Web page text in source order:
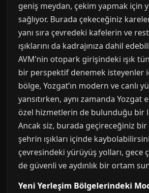
geniş meydan, çekim yapmak için
sağlıyor. Burada çekeceğiniz
yanı sıra çevredeki kafelerin ve
ışıklarını da kadrajınıza dahil
AVM’nin otopark girişindeki ışık
bir perspektif denemek isteyenler
bölge, Yozgat’ın modern ve canlı
yansıtırken, aynı zamanda Yozgat
özel hizmetlerin de bulunduğu bir
Ancak siz, burada geçireceğiniz bir
şehrin ışıkları içinde
çevresindeki yürüyüş yolları, gece
de güvenli ve aydınlık bir ortam
Yeni Yerleşim Bölgelerindeki